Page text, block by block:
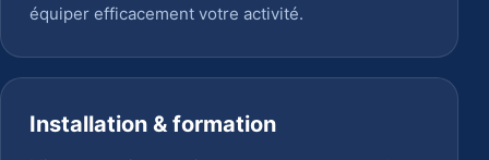
équiper efficacement votre activité.
Installation & formation